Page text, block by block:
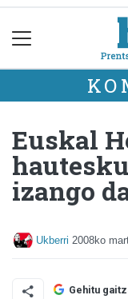
Euskal
izango
Ukberri 2008ko
Gehitu